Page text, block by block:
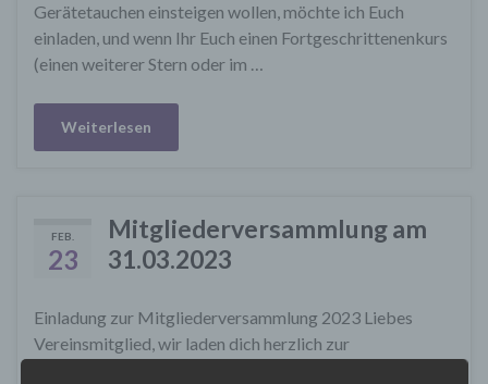
Gerätetauchen einsteigen wollen, möchte ich Euch
einladen, und wenn Ihr Euch einen Fortgeschrittenenkurs
(einen weiterer Stern oder im …
Weiterlesen
FEB.
23
Mitgliederversammlung am
31.03.2023
Einladung zur Mitgliederversammlung 2023 Liebes
Vereinsmitglied, wir laden dich herzlich zur